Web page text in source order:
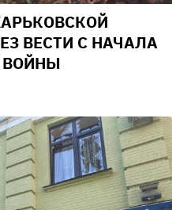
ВЕСТИ С НАЧАЛА